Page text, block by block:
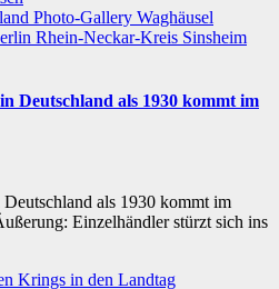
Photo-Gallery Waghäusel
Rhein-Neckar-Kreis Sinsheim
Deutschland als 1930 kommt im
als 1930 kommt im
Einzelhändler stürzt sich ins